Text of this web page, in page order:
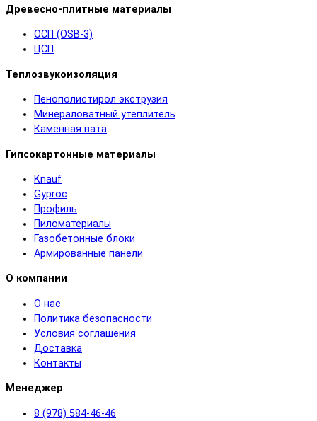
Древесно-плитные материалы
ОСП (OSB-3)
ЦСП
Теплозвукоизоляция
Пенополистирол экструзия
Минераловатный утеплитель
Каменная вата
Гипсокартонные материалы
Knauf
Gyproc
Профиль
Пиломатериалы
Газобетонные блоки
Армированные панели
О компании
О нас
Политика безопасности
Условия соглашения
Доставка
Контакты
Менеджер
8 (978) 584-46-46